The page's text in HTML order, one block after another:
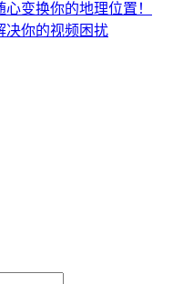
变换你的地理位置！
决你的视频困扰